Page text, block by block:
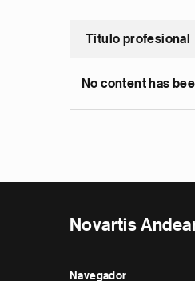
Título profesional
No content has
Novartis
Navegador